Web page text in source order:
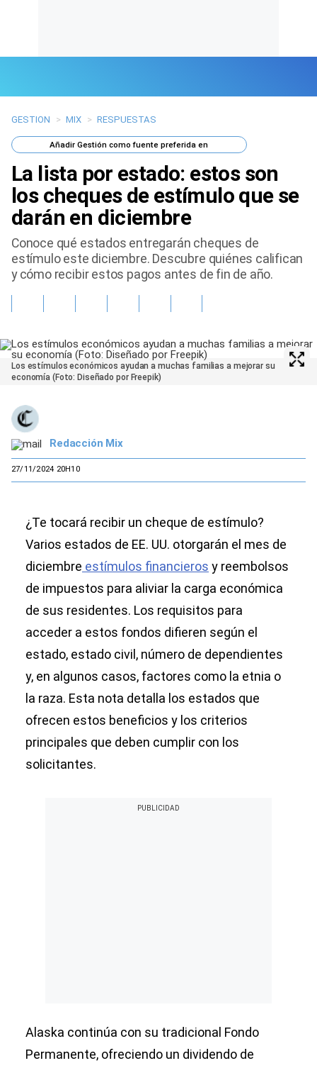
Últimas Noticias
Mi Bolsillo
Respuestas
Gente
Vida Laboral
Sports
GESTION > MIX > RESPUESTAS
AñadirGestión como fuente preferida en
La lista por estado: estos son
los cheques de estímulo que se
darán en diciembre
Conoce qué estados entregarán cheques de
estímulo este diciembre. Descubre quiénes califican
y cómo recibir estos pagos antes de fin de año.
Los estímulos económicos ayudan a muchas familias a mejorar su
economía (Foto: Diseñado por Freepik)
Redacción Mix
27/11/2024 20H10
¿Te tocará recibir un cheque de estímulo?
Varios estados de EE. UU. otorgarán el mes de
diciembre estímulos financieros y reembolsos
de impuestos para aliviar la carga económica
de sus residentes. Los requisitos para
acceder a estos fondos difieren según el
estado, estado civil, número de dependientes
y, en algunos casos, factores como la etnia o
la raza. Esta nota detalla los estados que
ofrecen estos beneficios y los criterios
principales que deben cumplir con los
solicitantes.
Alaska continúa con su tradicional Fondo
Permanente, ofreciendo un dividendo de